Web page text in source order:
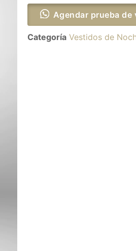
Agendar prueba de
Categoría Vestidos de